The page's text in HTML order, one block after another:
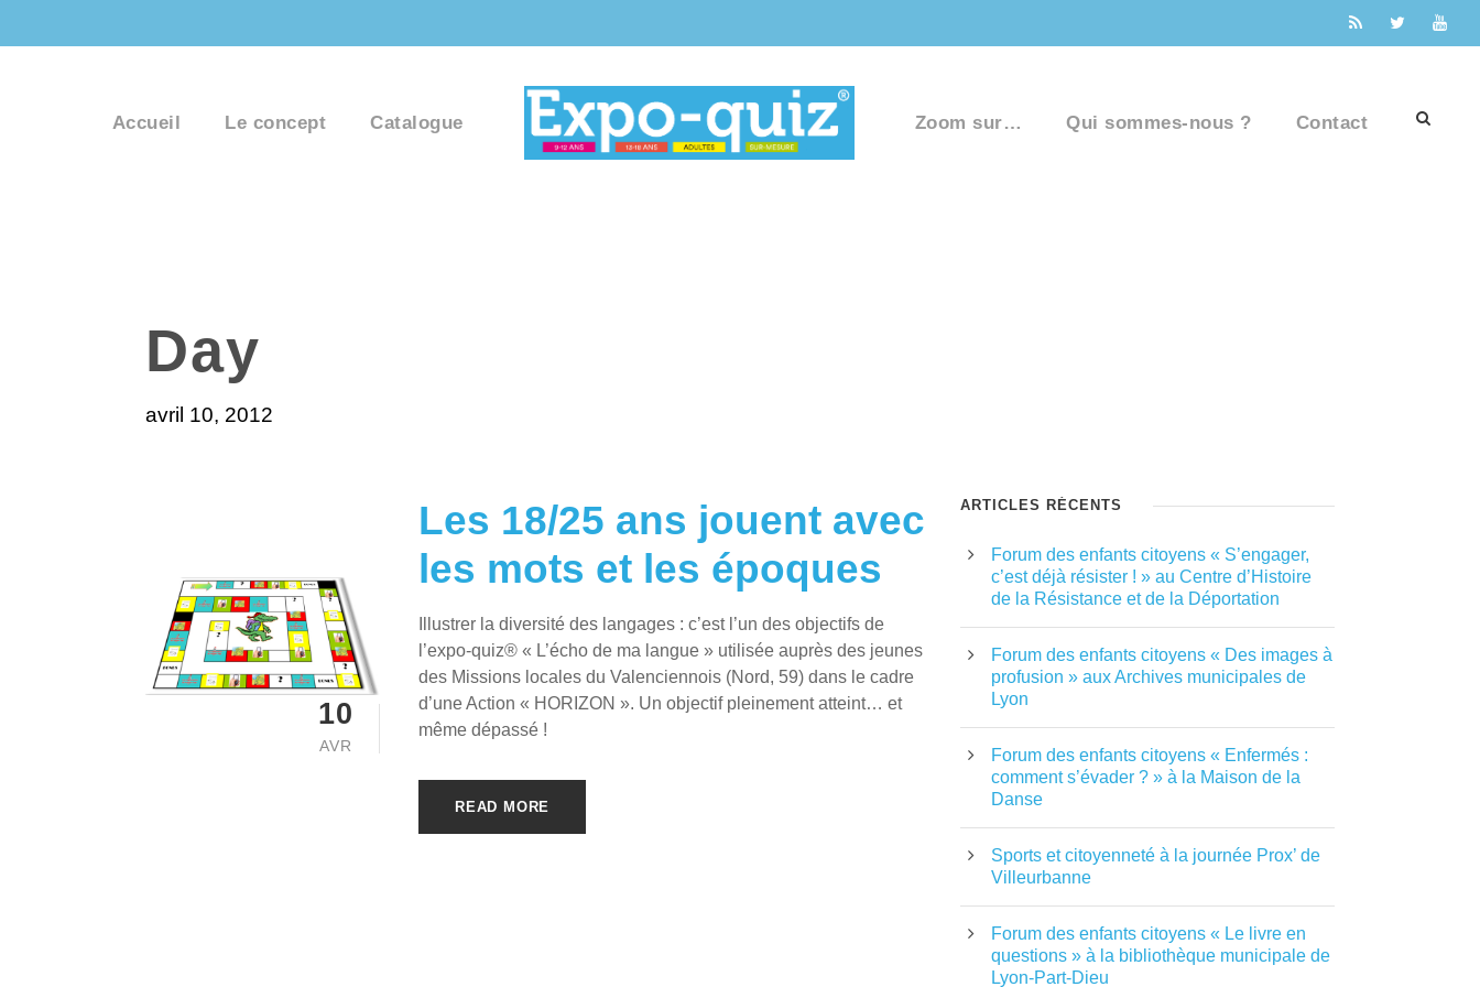
Accueil Le concept Catalogue Zoom sur… Qui sommes-nous ? Contact
Day
avril 10, 2012
10
AVR
Les 18/25 ans jouent avec
les mots et les époques
Illustrer la diversité des langages : c’est l’un des objectifs de
l’expo-quiz® « L’écho de ma langue » utilisée auprès des jeunes
des Missions locales du Valenciennois (Nord, 59) dans le cadre
d’une Action « HORIZON ». Un objectif pleinement atteint… et
même dépassé !
READ MORE
ARTICLES RÉCENTS
Forum des enfants citoyens « S’engager,
c’est déjà résister ! » au Centre d’Histoire
de la Résistance et de la Déportation
Forum des enfants citoyens « Des images à
profusion » aux Archives municipales de
Lyon
Forum des enfants citoyens « Enfermés :
comment s’évader ? » à la Maison de la
Danse
Sports et citoyenneté à la journée Prox’ de
Villeurbanne
Forum des enfants citoyens « Le livre en
questions » à la bibliothèque municipale de
Lyon-Part-Dieu